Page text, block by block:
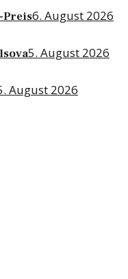
Preis6. August 2026
5. August 2026
August 2026